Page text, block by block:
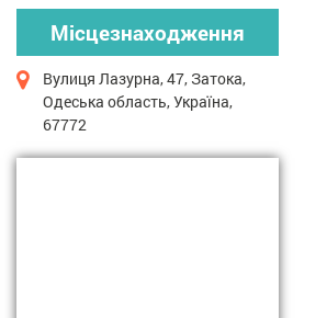
Місцезнаходження
Вулиця Лазурна, 47, Затока,
Одеська область, Україна,
67772